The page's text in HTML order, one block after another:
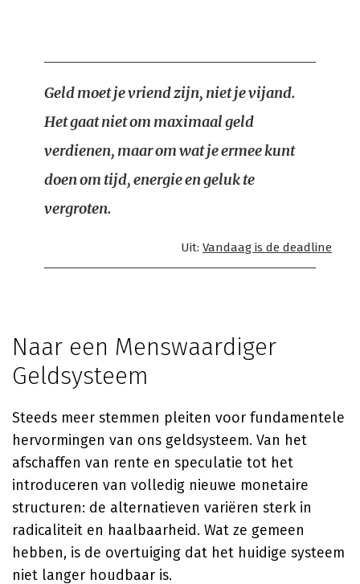
Geld moet je vriend zijn, niet je vijand.
Het gaat niet om maximaal geld
verdienen, maar om wat je ermee kunt
doen om tijd, energie en geluk te
vergroten.
Uit: Vandaag is de deadline
Naar een Menswaardiger
Geldsysteem
Steeds meer stemmen pleiten voor fundamentele
hervormingen van ons geldsysteem. Van het
afschaffen van rente en speculatie tot het
introduceren van volledig nieuwe monetaire
structuren: de alternatieven variëren sterk in
radicaliteit en haalbaarheid. Wat ze gemeen
hebben, is de overtuiging dat het huidige systeem
niet langer houdbaar is.